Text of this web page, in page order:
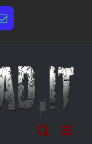
Email